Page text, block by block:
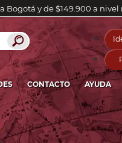
Bogotá y de $149.900 a nivel
CONTACTO AYUDA